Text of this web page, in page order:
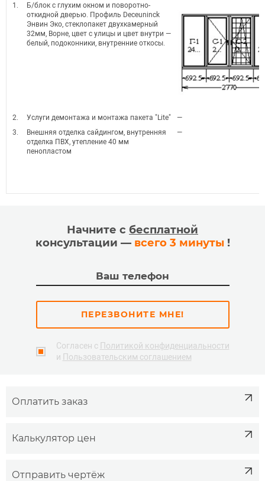
1.
Б/блок с глухим окном и поворотно-
откидной дверью. Профиль Deceuninck
Энвин Эко, стеклопакет двухкамерный
32мм, Ворне, цвет с улицы и цвет внутри —
белый, подоконники, внутренние откосы.
2. Услуги демонтажа и монтажа пакета "Lite"
—
3.
Внешняя отделка сайдингом, внутренняя
отделка ПВХ, утепление 40 мм
пенопластом
—
Начните с бесплатной
консультации — всего 3 минуты!
ПЕРЕЗВОНИТЕ МНЕ!
Согласен с Политикой конфиденциальности
и Пользовательским соглашением
Оплатить заказ
Калькулятор цен
Отправить чертёж